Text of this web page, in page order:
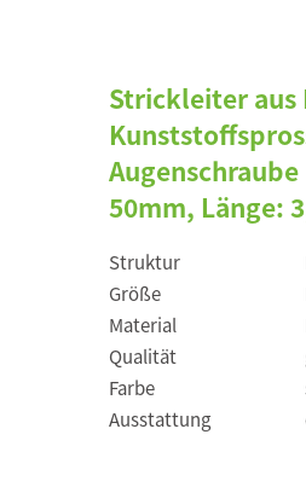
Strickleiter aus
50mm, Länge:
Struktur
Größe
Material
Qualität
Farbe
Ausstattung